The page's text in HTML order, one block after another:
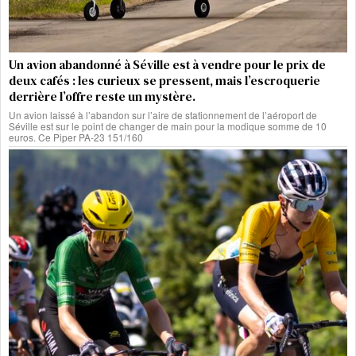
Un avion abandonné à Séville est à vendre pour le prix de
deux cafés : les curieux se pressent, mais l’escroquerie
derrière l’offre reste un mystère.
Un avion laissé à l’abandon sur l’aire de stationnement de l’aéroport de
Séville est sur le point de changer de main pour la modique somme de 10
euros. Ce Piper PA-23 151/160